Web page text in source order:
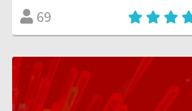
69